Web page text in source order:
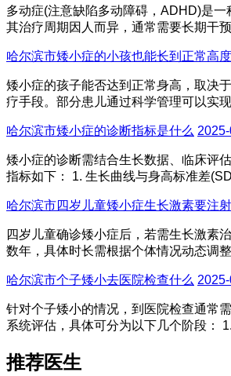
多动症(注意缺陷多动障碍，ADHD)是一
其治疗周期因人而异，通常需要长期干
哈尔滨市矮小症的小孩也能长到正常高
矮小症的孩子能否达到正常身高，取决
疗手段。部分患儿通过科学管理可以实现
哈尔滨市矮小症的诊断指标是什么
矮小症的诊断需结合生长数据、临床评
指标如下： 1. 生长曲线与身高标准差
哈尔滨市四岁儿童矮小症生长激素要注
四岁儿童确诊矮小症后，若需生长激素
数年，具体时长需根据个体情况动态调
哈尔滨市个子矮小去医院检查什么
针对个子矮小的情况，到医院检查通常
系统评估，具体可分为以下几个阶段：
推荐医生